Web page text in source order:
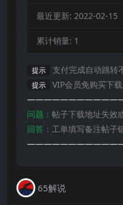
最近更新: 2022-02-15
累计销量: 1
提示 支付完成自动跳转
提示
VIP会员免购买下
问题： 帖子下载地址失效
回答： 工单填写备注帖子
65解说